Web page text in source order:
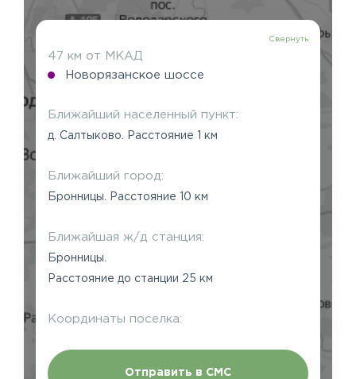
Свернуть
47 км от МКАД
Новорязанское шоссе
Ближайший населенный пункт:
д. Салтыково. Расстояние 1 км
Ближайший город:
Бронницы. Расстояние 10 км
Ближайшая ж/д станция:
Бронницы.
Расстояние до станции 25 км
Координаты поселка:
Отправить в СМС